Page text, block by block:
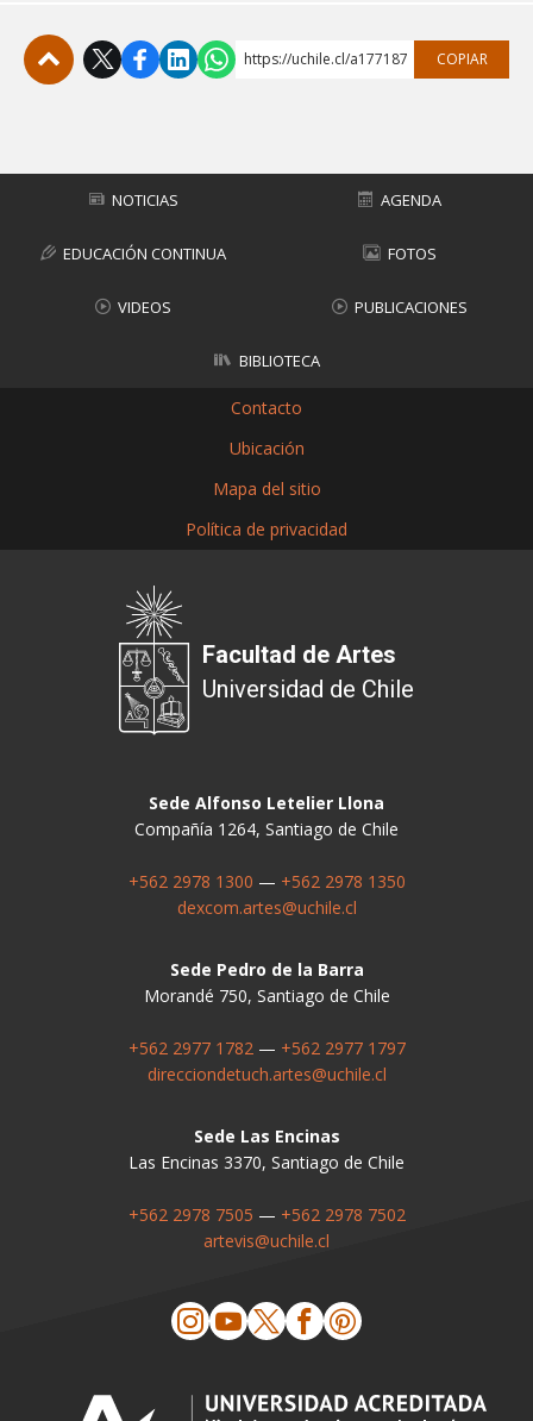
https://uchile.cl/a177187 COPIAR
NOTICIAS AGENDA
EDUCACIÓN CONTINUA FOTOS
VIDEOS PUBLICACIONES
BIBLIOTECA
Contacto
Ubicación
Mapa del sitio
Política de privacidad
Facultad de Artes
Universidad de Chile
Sede Alfonso Letelier Llona
Compañía 1264, Santiago de Chile
+562 2978 1300 — +562 2978 1350
dexcom.artes@uchile.cl
Sede Pedro de la Barra
Morandé 750, Santiago de Chile
+562 2977 1782— +562 2977 1797
direcciondetuch.artes@uchile.cl
Sede Las Encinas
Las Encinas 3370, Santiago de Chile
+562 2978 7505 — +562 2978 7502
artevis@uchile.cl